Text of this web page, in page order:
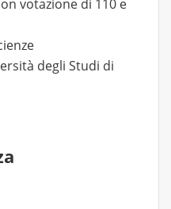
votazione di 110 e
degli Studi di